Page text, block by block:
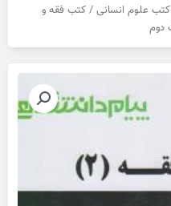
g
a
r
m
کتب علوم انسانی / کتب فقه و